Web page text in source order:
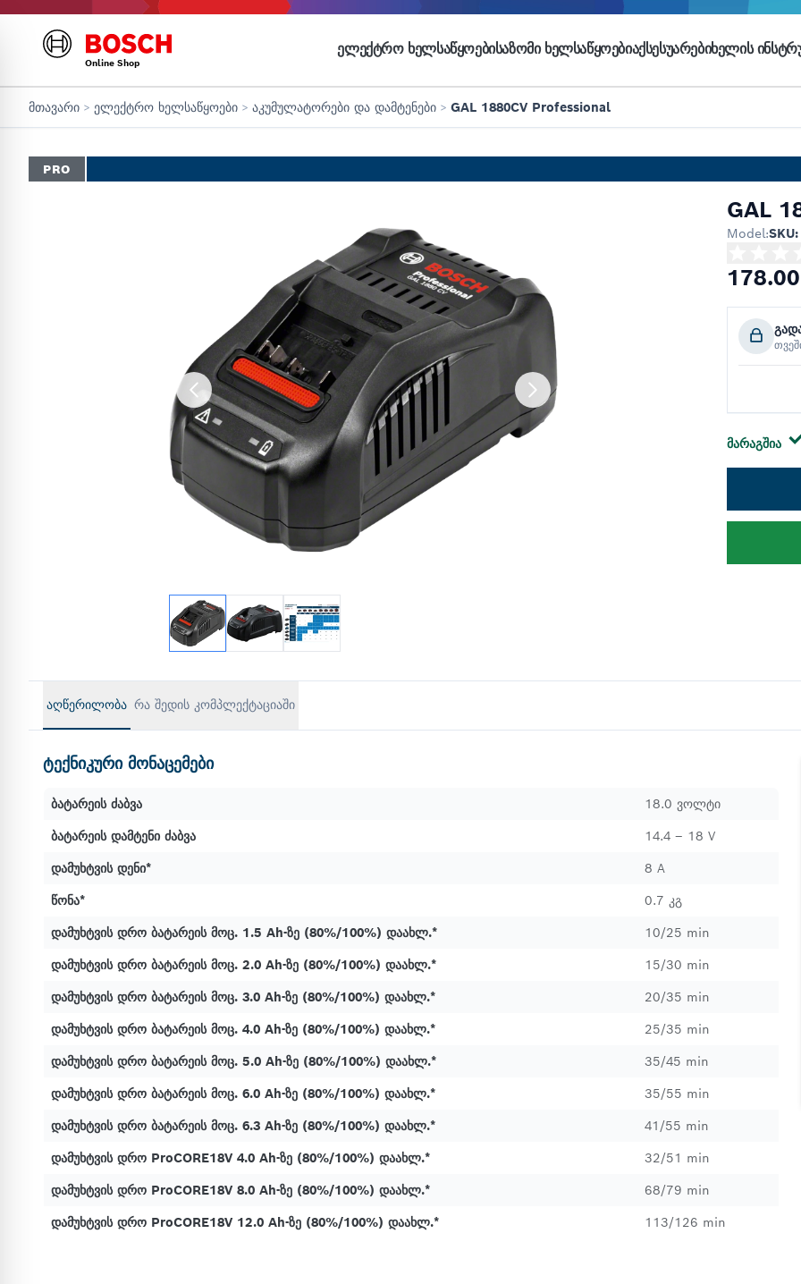
Online Shop
ᲔᲚᲔᲥᲢᲠᲝ ᲮᲔᲚᲡᲐᲬᲧᲝᲔᲑᲘᲡᲐᲖᲝᲛᲘ ᲮᲔᲚᲡᲐᲬᲧᲝᲔᲑᲘᲐᲥᲡᲔᲡᲣᲐᲠᲔᲑᲘᲮᲔᲚᲘᲡ
მთავარი > ელექტრო ხელსაწყოები > აკუმულატორები და დამტენები > GAL 1880CV Professional
PRO
GAL
Model:
მარაგშია
აღწერილობა რა შედის კომპლექტაციაში
ტექნიკური მონაცემები
ბატარეის ძაბვა
18.0 ვოლტი
ბატარეის დამტენი ძაბვა
14.4 – 18 V
დამუხტვის დენი*
8 A
წონა*
0.7 კგ
დამუხტვის დრო ბატარეის მოც. 1.5 Ah-ზე (80%/100%) დაახლ.*
10/25 min
დამუხტვის დრო ბატარეის მოც. 2.0 Ah-ზე (80%/100%) დაახლ.*
15/30 min
დამუხტვის დრო ბატარეის მოც. 3.0 Ah-ზე (80%/100%) დაახლ.*
20/35 min
დამუხტვის დრო ბატარეის მოც. 4.0 Ah-ზე (80%/100%) დაახლ.*
25/35 min
დამუხტვის დრო ბატარეის მოც. 5.0 Ah-ზე (80%/100%) დაახლ.*
35/45 min
დამუხტვის დრო ბატარეის მოც. 6.0 Ah-ზე (80%/100%) დაახლ.*
35/55 min
დამუხტვის დრო ბატარეის მოც. 6.3 Ah-ზე (80%/100%) დაახლ.*
41/55 min
დამუხტვის დრო ProCORE18V 4.0 Ah-ზე (80%/100%) დაახლ.*
32/51 min
დამუხტვის დრო ProCORE18V 8.0 Ah-ზე (80%/100%) დაახლ.*
68/79 min
დამუხტვის დრო ProCORE18V 12.0 Ah-ზე (80%/100%) დაახლ.*
113/126 min